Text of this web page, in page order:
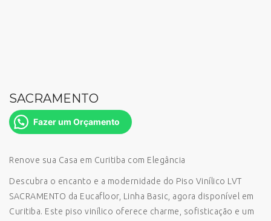
SACRAMENTO
Fazer um Orçamento
Renove sua Casa em Curitiba com Elegância
Descubra o encanto e a modernidade do Piso Vinílico LVT
SACRAMENTO da Eucafloor, Linha Basic, agora disponível em
Curitiba. Este piso vinílico oferece charme, sofisticação e um